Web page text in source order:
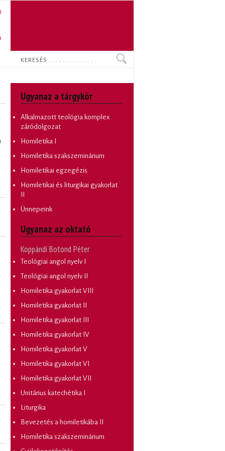
Keresés
Ugyanaz a tárgykör
Alkalmazott teológia komplex
záródolgozat
Homiletika I
Homiletika szakszeminárium
Homiletikai egzegézis
Homiletikai és liturgikai gyakorlat
II
Ünnepeink
Ugyanaz az oktató
Koppándi Botond Péter
Teológiai angol nyelv I
Teológiai angol nyelv II
Homiletika gyakorlat VIII
Homiletika gyakorlat II
Homiletika gyakorlat III
Homiletika gyakorlat IV
Homiletika gyakorlat V
Homiletika gyakorlat VI
Homiletika gyakorlat VII
Unitárius katechétika I
Liturgika
Bevezetés a homiletikába II
Homiletika szakszeminárium